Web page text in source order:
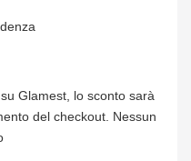
Glamest, lo sconto sarà
del checkout. Nessun